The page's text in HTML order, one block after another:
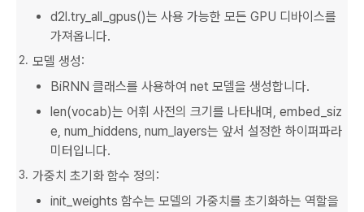
d2l.try_all_gpus()는 사용 가능한 모든 GPU 디바이스를
가져옵니다.
모델 생성:
BiRNN 클래스를 사용하여 net 모델을 생성합니다.
len(vocab)는 어휘 사전의 크기를 나타내며, embed_siz
e, num_hiddens, num_layers는 앞서 설정한 하이퍼파라
미터입니다.
가중치 초기화 함수 정의:
init_weights 함수는 모델의 가중치를 초기화하는 역할을